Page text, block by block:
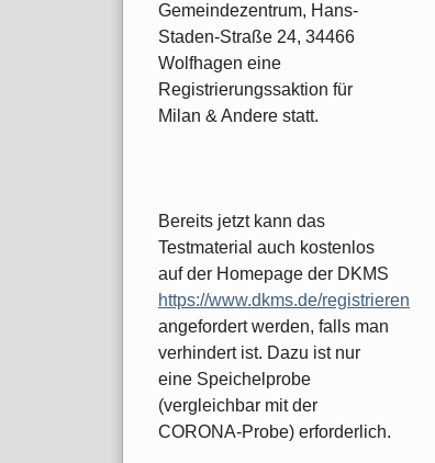
Gemeindezentrum, Hans-
Staden-Straße 24, 34466
Wolfhagen eine
Registrierungssaktion für
Milan & Andere statt.
Bereits jetzt kann das
Testmaterial auch kostenlos
auf der Homepage der DKMS
https://www.dkms.de/registrieren
angefordert werden, falls man
verhindert ist. Dazu ist nur
eine Speichelprobe
(vergleichbar mit der
CORONA-Probe) erforderlich.